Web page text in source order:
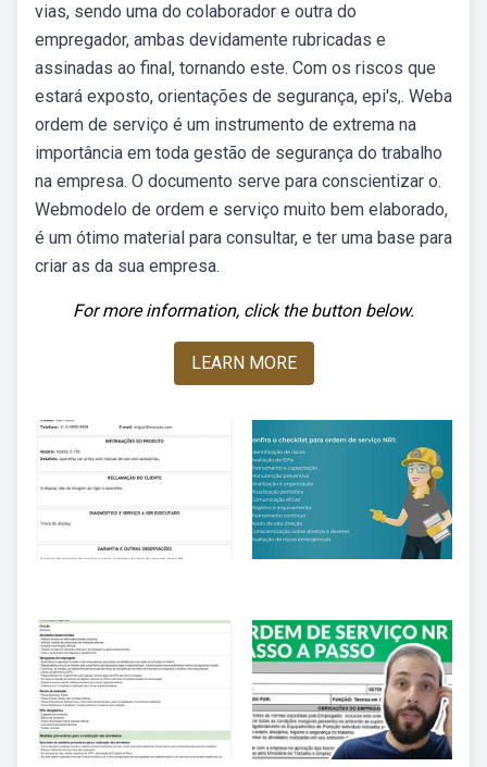
vias, sendo uma do colaborador e outra do
empregador, ambas devidamente rubricadas e
assinadas ao final, tornando este. Com os riscos que
estará exposto, orientações de segurança, epi's,. Weba
ordem de serviço é um instrumento de extrema na
importância em toda gestão de segurança do trabalho
na empresa. O documento serve para conscientizar o.
Webmodelo de ordem e serviço muito bem elaborado,
é um ótimo material para consultar, e ter uma base para
criar as da sua empresa.
For more information, click the button below.
LEARN MORE